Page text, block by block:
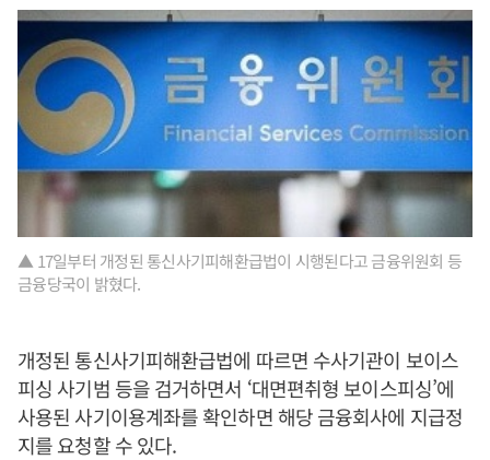
▲ 17일부터 개정된 통신사기피해환급법이 시행된다고 금융위원회 등
금융당국이 밝혔다.
개정된 통신사기피해환급법에 따르면 수사기관이 보이스
피싱 사기범 등을 검거하면서 ‘대면편취형 보이스피싱’에
사용된 사기이용계좌를 확인하면 해당 금융회사에 지급정
지를 요청할 수 있다.